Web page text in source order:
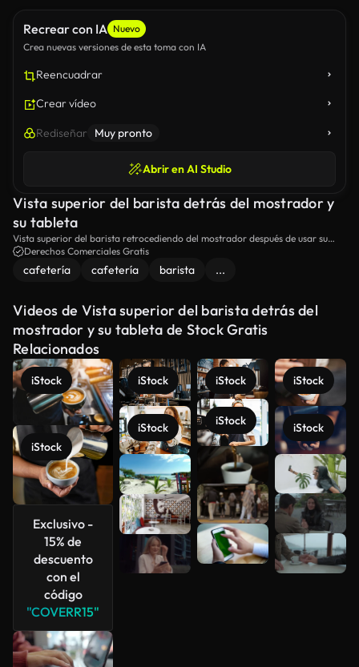
Recrear con IA Nuevo
Crea nuevas versiones de esta toma con IA
Reencuadrar
Crear vídeo
Rediseñar Muy pronto
Abrir en AI Studio
Vista superior del barista detrás del mostrador y
su tableta
Vista superior del barista retrocediendo del mostrador después de usar su
tableta.
Derechos Comerciales Gratis
cafetería cafetería barista ...
Videos de Vista superior del barista detrás del
mostrador y su tableta de Stock Gratis
Relacionados
iStock
iStock
Exclusivo -
15% de
descuento
con el
código
"COVERR15"
iStock
iStock
iStock
iStock
iStock
iStock
Ver más